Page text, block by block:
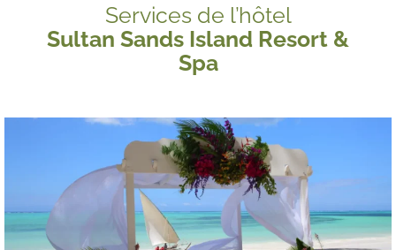
Services de l’hôtel
Sultan Sands Island Resort &
Spa